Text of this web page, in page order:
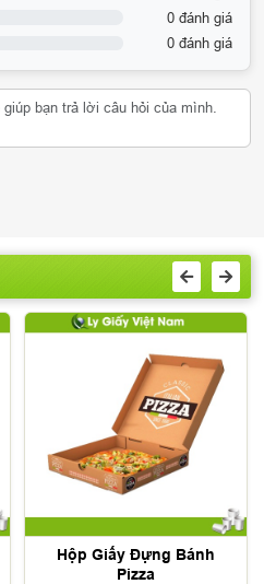
0 đánh giá
0 đánh giá
Hộp Giấy Đựng Bánh
Pizza